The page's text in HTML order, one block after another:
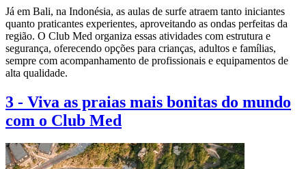
Já em Bali, na Indonésia, as aulas de surfe atraem tanto iniciantes
quanto praticantes experientes, aproveitando as ondas perfeitas da
região. O Club Med organiza essas atividades com estrutura e
segurança, oferecendo opções para crianças, adultos e famílias,
sempre com acompanhamento de profissionais e equipamentos de
alta qualidade.
3 - Viva as praias mais bonitas do mundo
com o Club Med